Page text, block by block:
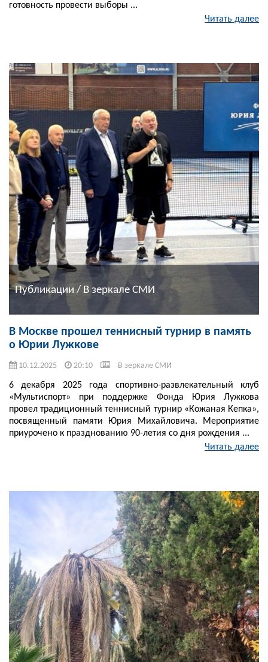
готовность провести выборы ...
Читать далее
Публикации / В зеркале СМИ
В Москве прошел теннисный турнир в память
о Юрии Лужкове
10.12.2025 20:10 В зеркале СМИ
6 декабря 2025 года спортивно-развлекательный клуб
«Мультиспорт» при поддержке Фонда Юрия Лужкова
провел традиционный теннисный турнир «Кожаная Кепка»,
посвященный памяти Юрия Михайловича. Мероприятие
приурочено к празднованию 90-летия со дня рождения ...
Читать далее